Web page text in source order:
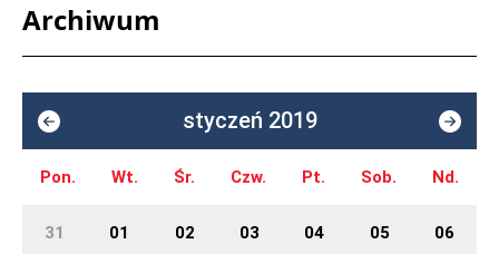
Archiwum
styczeń 2019
Pon. Wt. Śr. Czw. Pt. Sob. Nd.
31 01 02 03 04 05 06